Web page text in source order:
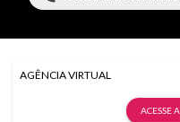
AGÊNCIA VIRTUAL
ACESSE